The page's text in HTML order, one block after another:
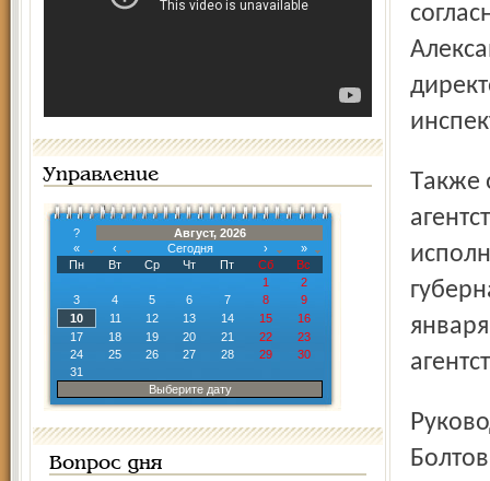
Управление
?
Август, 2026
«
‹ Сегодня ›
»
Пн
Вт Ср Чт Пт Сб
Вс
1
2
3
4 5 6 7 8
9
10
11 12 13 14 15
16
17
18 19 20 21 22
23
24
25 26 27 28 29
30
31
Выберите дату
Вопрос дня
Также определены руководители двух региональных
Руководить агентством транспорта будет Александр